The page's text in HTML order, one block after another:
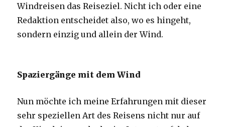
Windreisen das Reiseziel. Nicht ich oder eine
Redaktion entscheidet also, wo es hingeht,
sondern einzig und allein der Wind.
Spaziergänge mit dem Wind
Nun möchte ich meine Erfahrungen mit dieser
sehr speziellen Art des Reisens nicht nur auf